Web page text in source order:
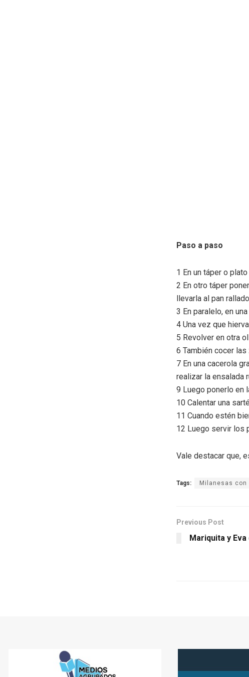
Paso a paso
1 En un táper o
2 En otro táper
llevarla al pan
3 En paralelo, en
4 Una vez que
5 Revolver en otra
6 También cocer las
7 En una cacerola
realizar la ensalada
9 Luego ponerlo en
10 Calentar una
11 Cuando estén
12 Luego servir los
Vale destacar que,
Tags: Milanesas con
Previous Post
Mariquita y